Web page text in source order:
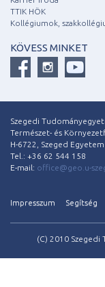
TTIK HÖK
Kollégiumok,
KÖVESS MINKET
Szegedi
Természet- és
H-6722, Szeged Egyetem
Tel.: +36 62 544 158
E-mail: office@geo.u-
Impresszum Segítség
(C) 2010